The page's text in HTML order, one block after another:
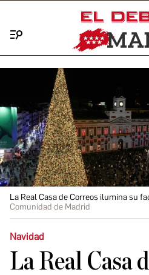
La Real Casa de Correos ilumina su
Comunidad de Madrid
Navidad
La Real Casa